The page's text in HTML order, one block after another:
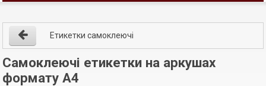
Етикетки самоклеючі
Самоклеючі етикетки на аркушах
формату А4